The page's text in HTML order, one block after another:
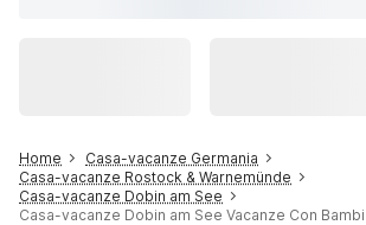
Home
Casa-vacanze Germania
Casa-vacanze Rostock & Warnemünde
Casa-vacanze Dobin am See
Casa-vacanze Dobin am See Vacanze Con